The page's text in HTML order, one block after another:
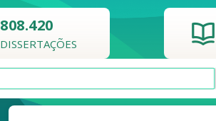
808.420
DISSERTAÇÕES